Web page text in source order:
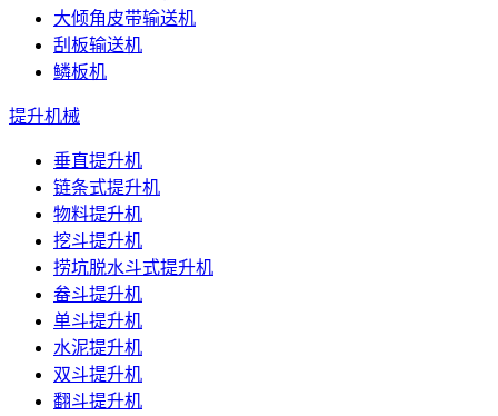
大倾角皮带输送机
刮板输送机
鳞板机
提升机械
垂直提升机
链条式提升机
物料提升机
挖斗提升机
捞坑脱水斗式提升机
畚斗提升机
单斗提升机
水泥提升机
双斗提升机
翻斗提升机